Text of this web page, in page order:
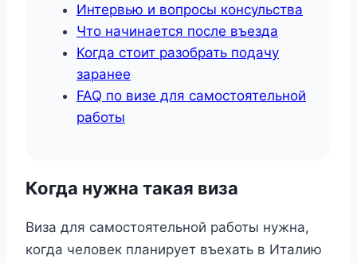
Интервью и вопросы консульства
Что начинается после въезда
Когда стоит разобрать подачу
заранее
FAQ по визе для самостоятельной
работы
Когда нужна такая виза
Виза для самостоятельной работы нужна,
когда человек планирует въехать в Италию